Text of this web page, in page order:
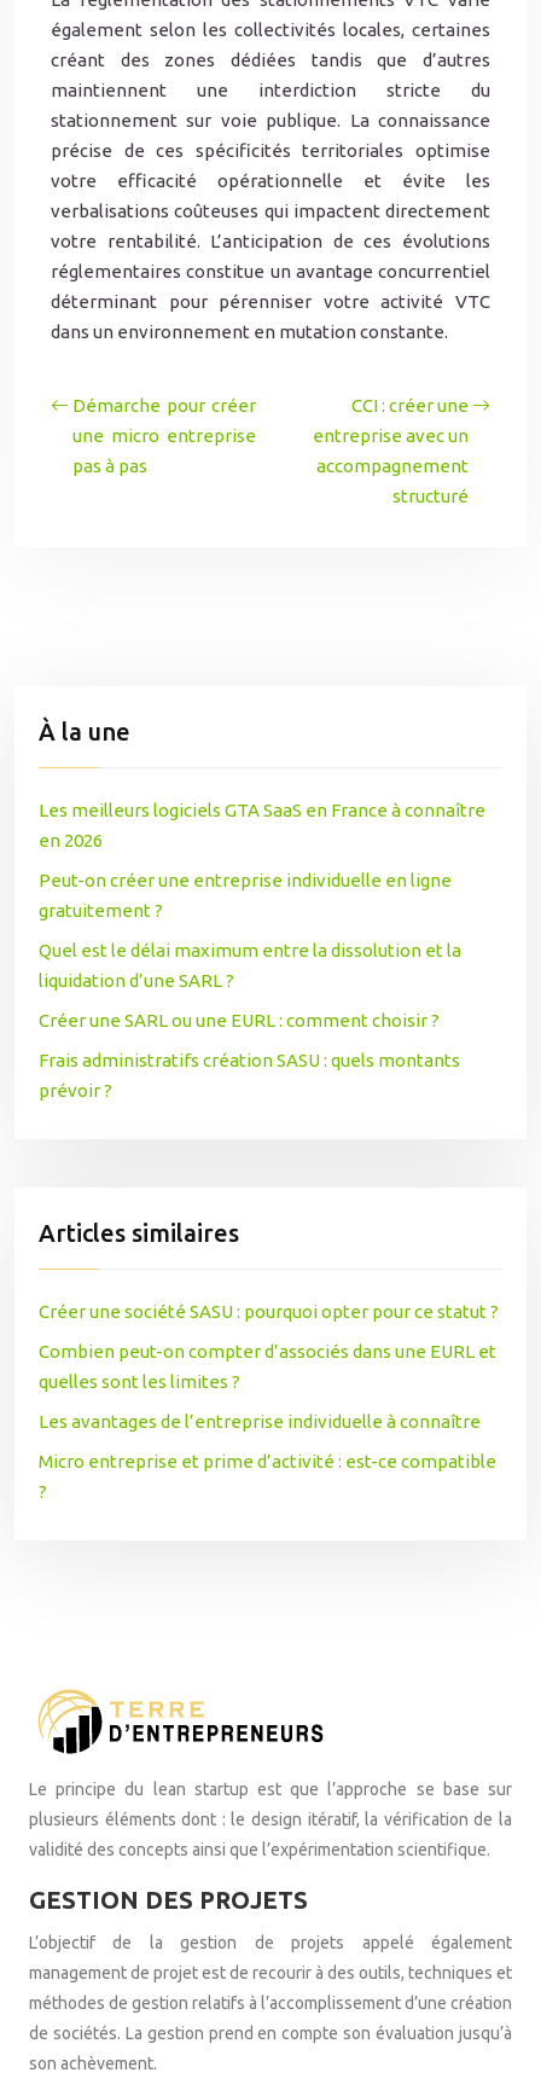
également selon les collectivités locales, certaines
créant des zones dédiées tandis que d’autres
maintiennent une interdiction stricte du
stationnement sur voie publique. La connaissance
précise de ces spécificités territoriales optimise
votre efficacité opérationnelle et évite les
verbalisations coûteuses qui impactent directement
votre rentabilité. L’anticipation de ces évolutions
réglementaires constitue un avantage concurrentiel
déterminant pour pérenniser votre activité VTC
dans un environnement en mutation constante.
Démarche pour créer
une micro entreprise
pas à pas
CCI : créer une
entreprise avec un
accompagnement
structuré
À la une
Les meilleurs logiciels GTA SaaS en France à connaître
en 2026
Peut-on créer une entreprise individuelle en ligne
gratuitement ?
Quel est le délai maximum entre la dissolution et la
liquidation d’une SARL ?
Créer une SARL ou une EURL : comment choisir ?
Frais administratifs création SASU : quels montants
prévoir ?
Articles similaires
Créer une société SASU : pourquoi opter pour ce statut ?
Combien peut-on compter d’associés dans une EURL et
quelles sont les limites ?
Les avantages de l’entreprise individuelle à connaître
Micro entreprise et prime d’activité : est-ce compatible
?
Le principe du lean startup est que l’approche se base sur
plusieurs éléments dont : le design itératif, la vérification de la
validité des concepts ainsi que l’expérimentation scientifique.
GESTION DES PROJETS
L’objectif de la gestion de projets appelé également
management de projet est de recourir à des outils, techniques et
méthodes de gestion relatifs à l’accomplissement d’une création
de sociétés. La gestion prend en compte son évaluation jusqu’à
son achèvement.